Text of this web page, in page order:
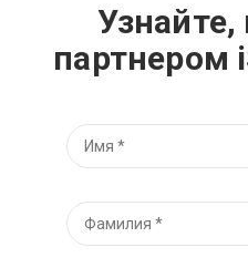
Узнайте,
партнером